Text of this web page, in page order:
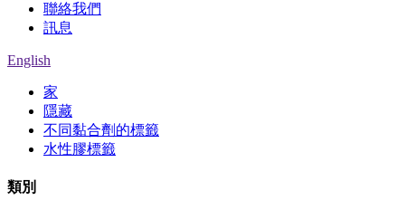
聯絡我們
訊息
English
家
隱藏
不同黏合劑的標籤
水性膠標籤
類別